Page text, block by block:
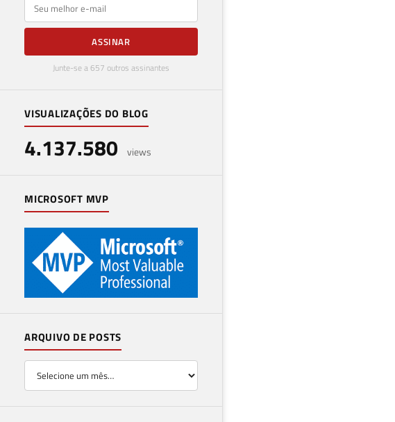
ASSINAR
Junte-se a 657 outros assinantes
VISUALIZAÇÕES DO BLOG
4.137.580 views
MICROSOFT MVP
ARQUIVO DE POSTS